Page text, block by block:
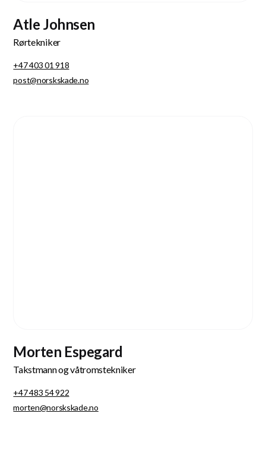
Atle Johnsen
Rørtekniker
+47 403 01 918
post@norskskade.no
Morten Espegard
Takstmann og våtromstekniker
+47 483 54 922
morten@norskskade.no